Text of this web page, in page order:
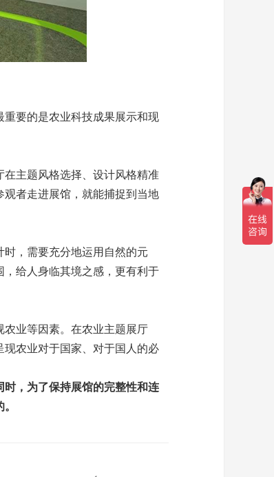
要的是农业科技成果展示和现
主题风格选择、设计风格精准
者走进展馆，就能捕捉到当地
，需要充分地运用自然的元
给人身临其境之感，更有利于
业等因素。在农业主题展厅
农业对于国家、对于国人的必
，为了保持展馆的完整性和连